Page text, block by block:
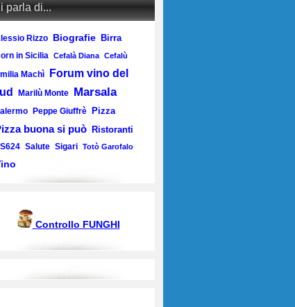
parla di...
Rizzo Biografie Birra
in Sicilia Cefalà Diana Cefalù
Machì
Forum vino del
Marilù Monte Marsala
Peppe Giuffrè Pizza
buona si può Ristoranti
Salute Sigari Totò Garofalo
Controllo FUNGHI